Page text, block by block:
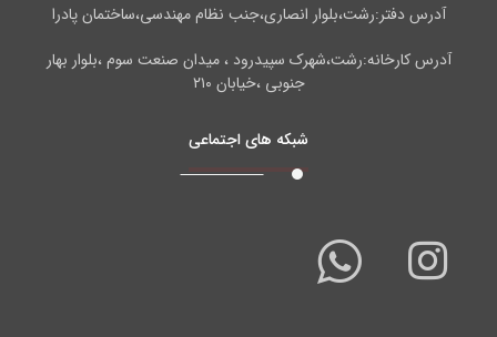
آدرس دفتر:رشت،بلوار انصاری،جنب نظام مهندسی،ساختمان پادرا
آدرس کارخانه:رشت،شهرک سپیدرود ، میدان صنعت سوم ،بلوار بهار
جنوبی ،خیابان ۲۱۰
شبکه های اجتماعی